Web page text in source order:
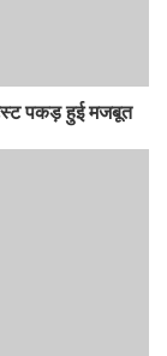
पकड़ हुई मजबूत